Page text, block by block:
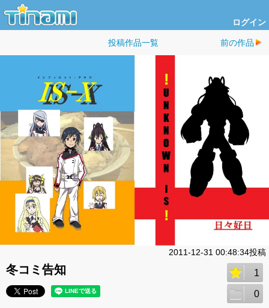
ログイン
投稿作品一覧 前の作品
2011-12-31 00:48:34投稿
冬コミ告知 1
0